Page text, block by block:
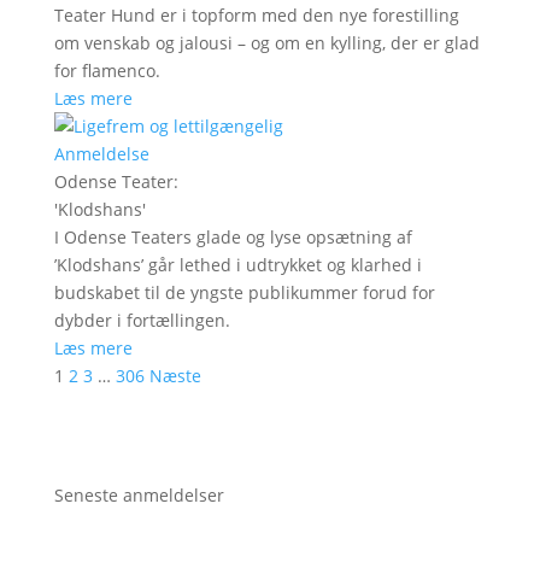
Teater Hund er i topform med den nye forestilling
om venskab og jalousi – og om en kylling, der er glad
for flamenco.
Læs mere
Anmeldelse
Odense Teater:
'Klodshans'
I Odense Teaters glade og lyse opsætning af
’Klodshans’ går lethed i udtrykket og klarhed i
budskabet til de yngste publikummer forud for
dybder i fortællingen.
Læs mere
1 2 3 … 306 Næste
Seneste anmeldelser